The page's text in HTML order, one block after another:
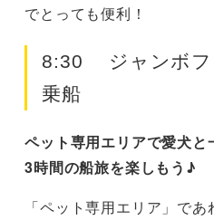
でとっても便利！
8:30 ジャンボフ
乗船
ペット専用エリアで愛犬
3時間の船旅を楽しもう♪
「ペット専用エリア」で